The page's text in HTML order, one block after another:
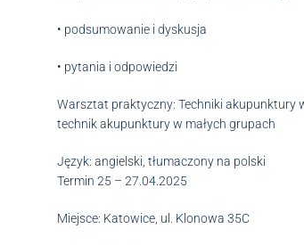
• podsumowanie i dyskusja
• pytania i odpowiedzi
Warsztat praktyczny: Techniki akupunktury
technik akupunktury w małych grupach
Język: angielski, tłumaczony na polski
Termin 25 – 27.04.2025
Miejsce: Katowice, ul. Klonowa 35C